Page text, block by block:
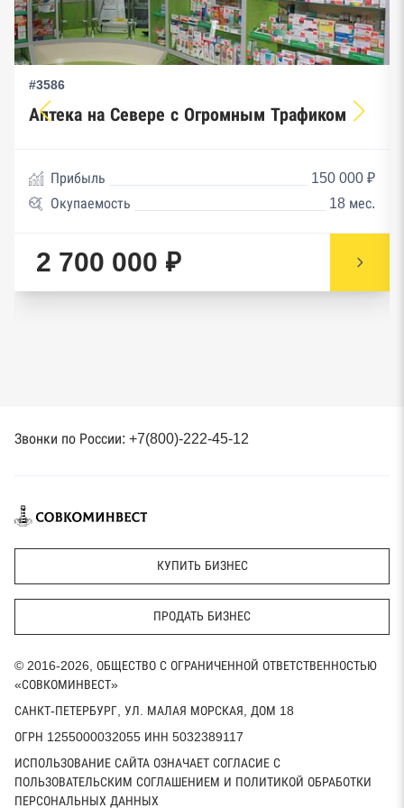
#3586
Аптека на Севере с Огромным Трафиком
Прибыль
150 000 ₽
Окупаемость
18 мес.
2 700 000 ₽
Звонки по России: +7(800)-222-45-12
КУПИТЬ БИЗНЕС
ПРОДАТЬ БИЗНЕС
© 2016-2026, ОБЩЕСТВО С ОГРАНИЧЕННОЙ ОТВЕТСТВЕННОСТЬЮ
«СОВКОМИНВЕСТ»
САНКТ-ПЕТЕРБУРГ, УЛ. МАЛАЯ МОРСКАЯ, ДОМ 18
ОГРН 1255000032055 ИНН 5032389117
ИСПОЛЬЗОВАНИЕ САЙТА ОЗНАЧАЕТ СОГЛАСИЕ С
ПОЛЬЗОВАТЕЛЬСКИМ СОГЛАШЕНИЕМ И ПОЛИТИКОЙ ОБРАБОТКИ
ПЕРСОНАЛЬНЫХ ДАННЫХ